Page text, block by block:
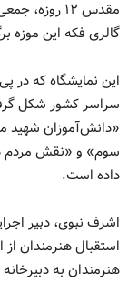
مقدس ۱۲
گالری فکه این موزه
این نمایشگاه که در
سراسر کشور شکل
«دانش‌آموزان شهید
سوم» و «نقش مردم
داده است.
اشرف نبوی، دبیر
استقبال هنرمندان از
هنرمندان به